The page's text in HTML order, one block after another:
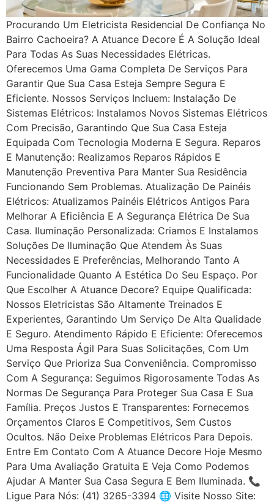
Procurando Um Eletricista Residencial De Confiança No
Bairro Cachoeira? A Atuance Decore É A Solução Ideal
Para Todas As Suas Necessidades Elétricas.
Oferecemos Uma Gama Completa De Serviços Para
Garantir Que Sua Casa Esteja Sempre Segura E
Eficiente. Nossos Serviços Incluem: Instalação De
Sistemas Elétricos: Instalamos Novos Sistemas Elétricos
Com Precisão, Garantindo Que Sua Casa Esteja
Equipada Com Tecnologia Moderna E Segura. Reparos
E Manutenção: Realizamos Reparos Rápidos E
Manutenção Preventiva Para Manter Sua Residência
Funcionando Sem Problemas. Atualização De Painéis
Elétricos: Atualizamos Painéis Elétricos Antigos Para
Melhorar A Eficiência E A Segurança Elétrica De Sua
Casa. Iluminação Personalizada: Criamos E Instalamos
Soluções De Iluminação Que Atendem Às Suas
Necessidades E Preferências, Melhorando Tanto A
Funcionalidade Quanto A Estética Do Seu Espaço. Por
Que Escolher A Atuance Decore? Equipe Qualificada:
Nossos Eletricistas São Altamente Treinados E
Experientes, Garantindo Um Serviço De Alta Qualidade
E Seguro. Atendimento Rápido E Eficiente: Oferecemos
Uma Resposta Ágil Para Suas Solicitações, Com Um
Serviço Que Prioriza Sua Conveniência. Compromisso
Com A Segurança: Seguimos Rigorosamente Todas As
Normas De Segurança Para Proteger Sua Casa E Sua
Família. Preços Justos E Transparentes: Fornecemos
Orçamentos Claros E Competitivos, Sem Custos
Ocultos. Não Deixe Problemas Elétricos Para Depois.
Entre Em Contato Com A Atuance Decore Hoje Mesmo
Para Uma Avaliação Gratuita E Veja Como Podemos
Ajudar A Manter Sua Casa Segura E Bem Iluminada. 📞
Ligue Para Nós: (41) 3265-3394 🌐 Visite Nosso Site: